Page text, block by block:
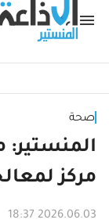
صحة
مركز
2026.06.03 18:37